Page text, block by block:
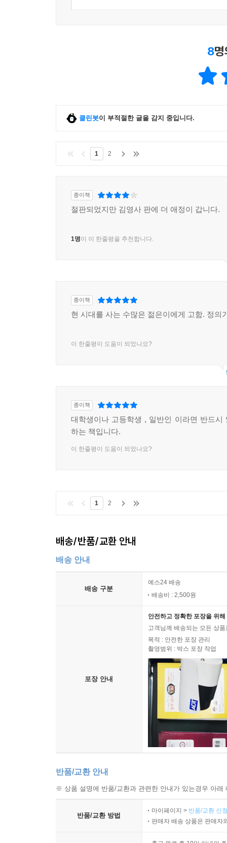
어떤 모습이어야 하는가에 대한 실마리를 제공한다.
8
클린봇이 부적절한 글을 감지 중입니다.
1 2
종이책
절판되었지만 김영사 판에 더 애정이 갑니다.
1명이 이 한줄평을 추천합니다.
종이책
현 시대를 사는 수많은 젊은이에게 고함. 정의
이 한줄평이 도움이 되었나요?
종이책
대학생이나 고등학생 , 일반인 이라면 반드시
하는 책입니다.
이 한줄평이 도움이 되었나요?
1 2
배송/반품/교환 안내
배송 안내
배송 구분
예스24 배송
배송비 : 2,500원
포장 안내
안전하고 정확한 포장을 위
고객님께 배송되는 모든 상
목적 : 안전한 포장 관리
촬영범위 : 박스 포장 작업
반품/교환 안내
※ 상품 설명에 반품/교환과 관련한 안내가 있는경우 아
반품/교환 방법
마이페이지 > 반품/교환 신
판매자 배송 상품은 판매자